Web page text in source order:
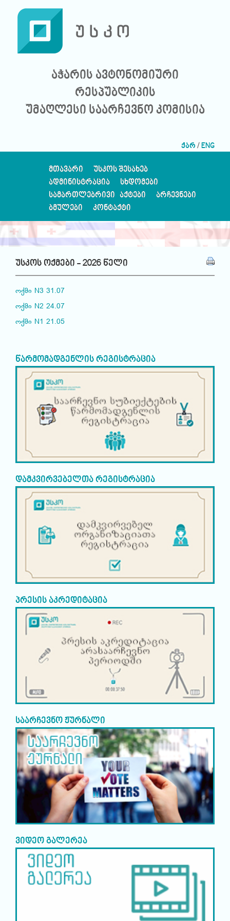
აჭარის ავტონომიური
რესპუბლიკის
უმაღლესი საარჩევნო კომისია
ქარ /ENG
ᲛᲗᲐᲕᲐᲠᲘ
ᲣᲡᲙᲝᲡ ᲨᲔᲡᲐᲮᲔᲑ
ᲐᲓᲛᲘᲜᲘᲡᲢᲠᲐᲪᲘᲐ
ᲡᲮᲓᲝᲛᲔᲑᲘ
ᲡᲐᲛᲐᲠᲗᲚᲔᲑᲠᲘᲕᲘ ᲐᲥᲢᲔᲑᲘ
ᲐᲠᲩᲔᲕᲜᲔᲑᲘ
ᲑᲛᲣᲚᲔᲑᲘ
ᲙᲝᲜᲢᲐᲥᲢᲘ
უსკოს ოქმები - 2026 წელი
ოქმი N3 31.07
ოქმი N2 24.07
ოქმი N1 21.05
წარმომადგენლის რეგისტრაცია
დამკვირვებელთა რეგისტრაცია
პრესის აკრედიტაცია
საარჩევნო ჟურნალი
ვიდეო გალერეა